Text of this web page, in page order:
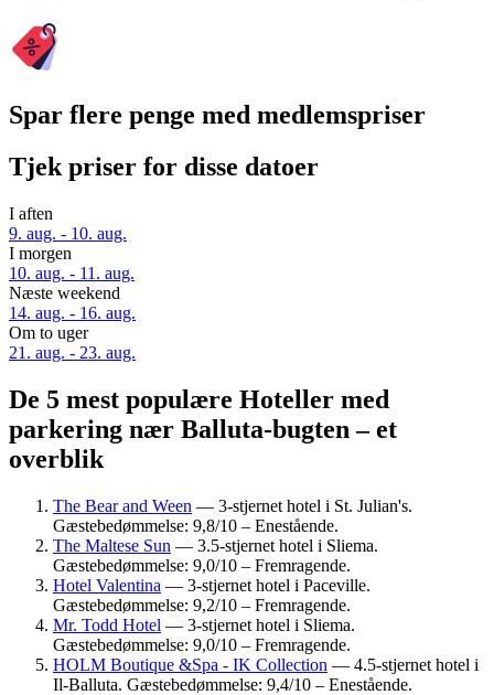
Spar flere penge med medlemspriser
Tjek priser for disse datoer
I aften
9. aug. - 10. aug.
I morgen
10. aug. - 11. aug.
Næste weekend
14. aug. - 16. aug.
Om to uger
21. aug. - 23. aug.
De 5 mest populære Hoteller med
parkering nær Balluta-bugten – et
overblik
The Bear and Ween — 3-stjernet hotel i St. Julian's.
Gæstebedømmelse: 9,8/10 – Enestående.
The Maltese Sun — 3.5-stjernet hotel i Sliema.
Gæstebedømmelse: 9,0/10 – Fremragende.
Hotel Valentina — 3-stjernet hotel i Paceville.
Gæstebedømmelse: 9,2/10 – Fremragende.
Mr. Todd Hotel — 3-stjernet hotel i Sliema.
Gæstebedømmelse: 9,0/10 – Fremragende.
HOLM Boutique &Spa - IK Collection — 4.5-stjernet hotel i
Il-Balluta. Gæstebedømmelse: 9,4/10 – Enestående.